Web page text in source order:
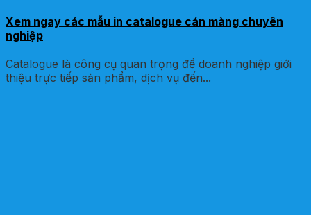
Xem ngay các mẫu in catalogue cán màng chuyên
nghiệp
Catalogue là công cụ quan trọng để doanh nghiệp giới
thiệu trực tiếp sản phẩm, dịch vụ đến...